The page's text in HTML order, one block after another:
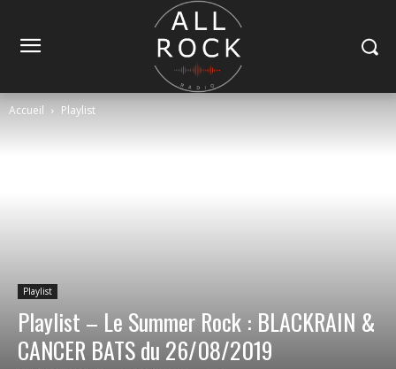
Accueil Playlist
Playlist
Playlist – Le Summer Rock : BLACKRAIN &
CANCER BATS du 26/08/2019